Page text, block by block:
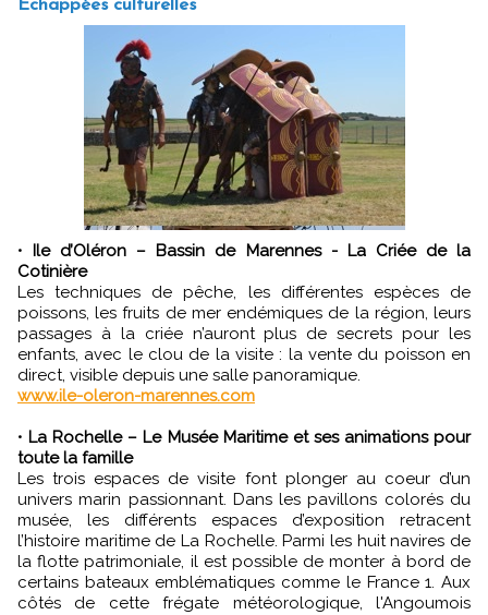
Echappées culturelles
• Ile d’Oléron – Bassin de Marennes - La Criée de la
Cotinière
Les techniques de pêche, les différentes espèces de
poissons, les fruits de mer endémiques de la région, leurs
passages à la criée n’auront plus de secrets pour les
enfants, avec le clou de la visite : la vente du poisson en
direct, visible depuis une salle panoramique.
www.ile-oleron-marennes.com
• La Rochelle – Le Musée Maritime et ses animations pour
toute la famille
Les trois espaces de visite font plonger au coeur d’un
univers marin passionnant. Dans les pavillons colorés du
musée, les différents espaces d’exposition retracent
l’histoire maritime de La Rochelle. Parmi les huit navires de
la flotte patrimoniale, il est possible de monter à bord de
certains bateaux emblématiques comme le France 1. Aux
côtés de cette frégate météorologique, l'Angoumois